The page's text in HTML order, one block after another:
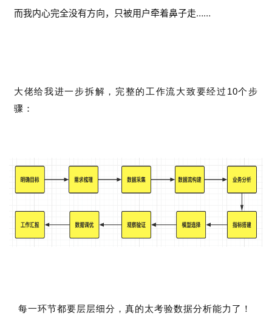
而我内心完全没有方向，只被用户牵着鼻子走……
大佬给我进一步拆解， 完整的工作流大致要经过10个步
骤：
每一环节都要层层细分，真的太考验数据分析能力了！